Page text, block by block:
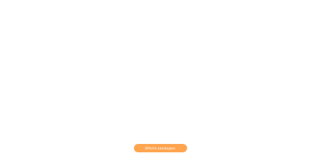
Offerte aanvragen